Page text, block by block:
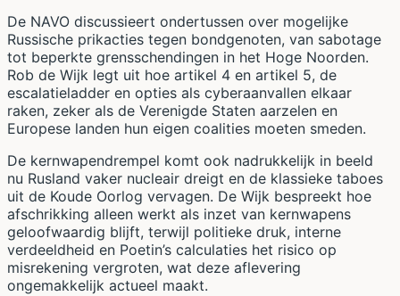
De NAVO discussieert ondertussen over mogelijke
Russische prikacties tegen bondgenoten, van sabotage
tot beperkte grensschendingen in het Hoge Noorden.
Rob de Wijk legt uit hoe artikel 4 en artikel 5, de
escalatieladder en opties als cyberaanvallen elkaar
raken, zeker als de Verenigde Staten aarzelen en
Europese landen hun eigen coalities moeten smeden.
De kernwapendrempel komt ook nadrukkelijk in beeld
nu Rusland vaker nucleair dreigt en de klassieke taboes
uit de Koude Oorlog vervagen. De Wijk bespreekt hoe
afschrikking alleen werkt als inzet van kernwapens
geloofwaardig blijft, terwijl politieke druk, interne
verdeeldheid en Poetin’s calculaties het risico op
misrekening vergroten, wat deze aflevering
ongemakkelijk actueel maakt.